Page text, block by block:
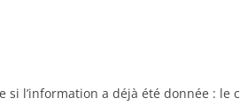
si l’information a déjà été donnée :